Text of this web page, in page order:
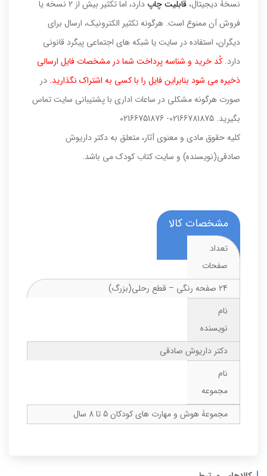
نسخۀ دیجیتال، قابلیت چاپ
دارد، اما تکثیر بیش از 2 نسخه یا
فروش آن ممنوع است. هرگونه تکثیر الکترونیک، ارسال برای
دیگران، استفاده در سایت یا شبکه های اجتماعی پیگرد قانونی
دارد. کُد خرید و شناسه پرداخت شما در مشخصات فایل ارسالی
ذخیره می شود بنابراین فایل را با کسی به اشتراک نگذارید. در
صورت هرگونه مشکلی در ساعات اداری با پشتیبانی سایت تماس
بگیرید. 02166781875- 02166751876
کلیه حقوق مادی و معنوی آثار، متعلق به دکتر داریوش
صادقی(نویسنده) و سایت کتاب کودک می باشد.
مشخصات کالا
تعداد
صفحات
24 صفحه رنگی – قطع رحلی(بزرگ)
نام
نویسنده
دکتر داریوش صادقی
نام
مجموعه
مجموعۀ هوش و مهارت های کودکان 5 تا 8 سال